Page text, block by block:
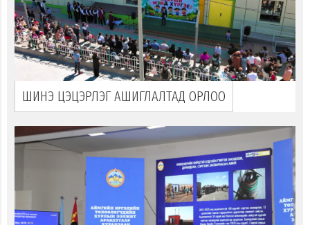
ШИНЭ ЦЭЦЭРЛЭГ АШИГЛАЛТАД ОРЛОО